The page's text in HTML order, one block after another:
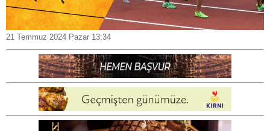
21 Temmuz 2024 Pazar 13:34